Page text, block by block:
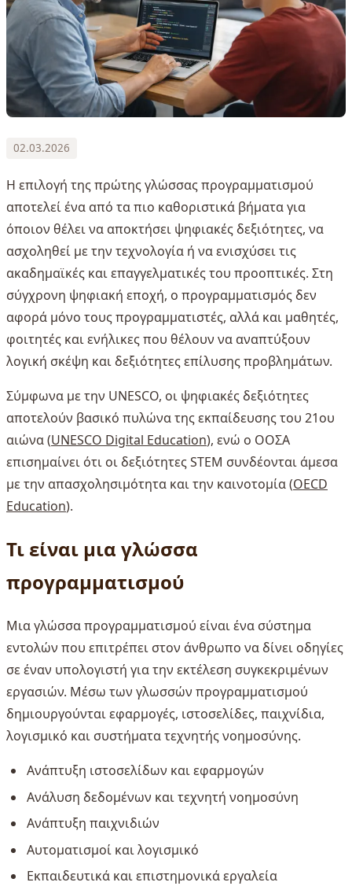
02.03.2026
Η επιλογή της πρώτης γλώσσας προγραμματισμού
αποτελεί ένα από τα πιο καθοριστικά βήματα για
όποιον θέλει να αποκτήσει ψηφιακές δεξιότητες, να
ασχοληθεί με την τεχνολογία ή να ενισχύσει τις
ακαδημαϊκές και επαγγελματικές του προοπτικές. Στη
σύγχρονη ψηφιακή εποχή, ο προγραμματισμός δεν
αφορά μόνο τους προγραμματιστές, αλλά και μαθητές,
φοιτητές και ενήλικες που θέλουν να αναπτύξουν
λογική σκέψη και δεξιότητες επίλυσης προβλημάτων.
Σύμφωνα με την UNESCO, οι ψηφιακές δεξιότητες
αποτελούν βασικό πυλώνα της εκπαίδευσης του 21ου
αιώνα (UNESCO Digital Education), ενώ ο ΟΟΣΑ
επισημαίνει ότι οι δεξιότητες STEM συνδέονται άμεσα
με την απασχολησιμότητα και την καινοτομία (OECD
Education).
Τι είναι μια γλώσσα
προγραμματισμού
Μια γλώσσα προγραμματισμού είναι ένα σύστημα
εντολών που επιτρέπει στον άνθρωπο να δίνει οδηγίες
σε έναν υπολογιστή για την εκτέλεση συγκεκριμένων
εργασιών. Μέσω των γλωσσών προγραμματισμού
δημιουργούνται εφαρμογές, ιστοσελίδες, παιχνίδια,
λογισμικό και συστήματα τεχνητής νοημοσύνης.
Ανάπτυξη ιστοσελίδων και εφαρμογών
Ανάλυση δεδομένων και τεχνητή νοημοσύνη
Ανάπτυξη παιχνιδιών
Αυτοματισμοί και λογισμικό
Εκπαιδευτικά και επιστημονικά εργαλεία